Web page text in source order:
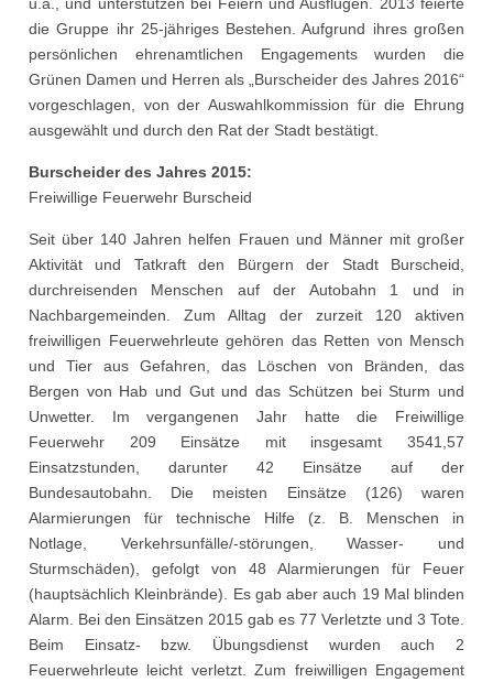
die Gruppe ihr 25-jähriges Bestehen. Aufgrund ihres großen
persönlichen ehrenamtlichen Engagements wurden die
Grünen Damen und Herren als „Burscheider des Jahres 2016“
vorgeschlagen, von der Auswahlkommission für die Ehrung
ausgewählt und durch den Rat der Stadt bestätigt.
Burscheider des Jahres 2015:
Freiwillige Feuerwehr Burscheid
Seit über 140 Jahren helfen Frauen und Männer mit großer
Aktivität und Tatkraft den Bürgern der Stadt Burscheid,
durchreisenden Menschen auf der Autobahn 1 und in
Nachbargemeinden. Zum Alltag der zurzeit 120 aktiven
freiwilligen Feuerwehrleute gehören das Retten von Mensch
und Tier aus Gefahren, das Löschen von Bränden, das
Bergen von Hab und Gut und das Schützen bei Sturm und
Unwetter. Im vergangenen Jahr hatte die Freiwillige
Feuerwehr 209 Einsätze mit insgesamt 3541,57
Einsatzstunden, darunter 42 Einsätze auf der
Bundesautobahn. Die meisten Einsätze (126) waren
Alarmierungen für technische Hilfe (z. B. Menschen in
Notlage, Verkehrsunfälle/-störungen, Wasser- und
Sturmschäden), gefolgt von 48 Alarmierungen für Feuer
(hauptsächlich Kleinbrände). Es gab aber auch 19 Mal blinden
Alarm. Bei den Einsätzen 2015 gab es 77 Verletzte und 3 Tote.
Beim Einsatz- bzw. Übungsdienst wurden auch 2
Feuerwehrleute leicht verletzt. Zum freiwilligen Engagement